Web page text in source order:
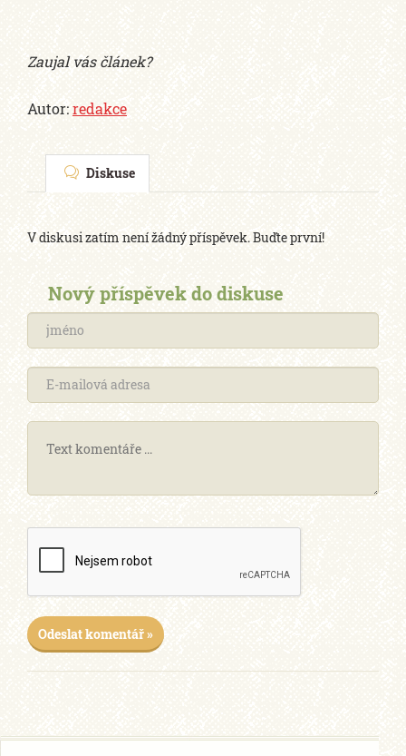
Zaujal vás článek?
Autor:redakce
Diskuse
V diskusi zatím není žádný příspěvek. Buďte první!
Nový příspěvek do diskuse
Odeslat komentář »